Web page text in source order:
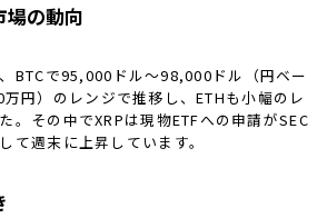
場の動向
BTCで95,000ドル～98,000ドル（円ベー
円）のレンジで推移し、ETHも小幅のレ
。その中でXRPは現物ETFへの申請がSEC
て週末に上昇しています。